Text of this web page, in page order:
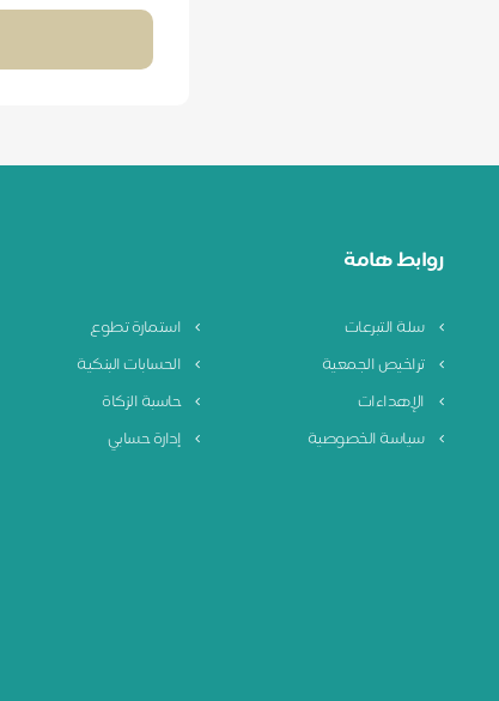
روابط هامة
سلة التبرعات
استمارة تطوع
تراخيص الجمعية
الحسابات البنكية
الإهداءات
حاسبة الزكاة
سياسة الخصوصية
إدارة حسابي